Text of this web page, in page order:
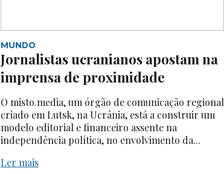
MUNDO
Jornalistas ucranianos apostam na
imprensa de proximidade
O misto.media, um órgão de comunicação regional
criado em Lutsk, na Ucrânia, está a construir um
modelo editorial e financeiro assente na
independência política, no envolvimento da...
Ler mais